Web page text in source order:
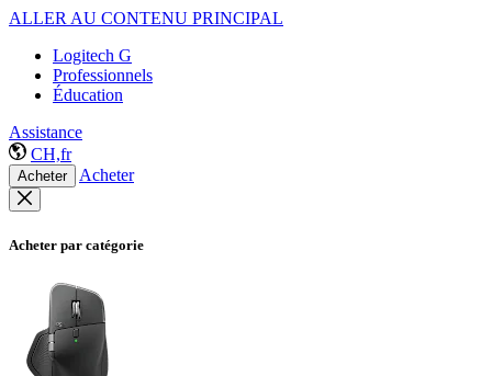
ALLER AU CONTENU PRINCIPAL
Logitech G
Professionnels
Éducation
Assistance
CH,fr
Acheter Acheter
Acheter par catégorie